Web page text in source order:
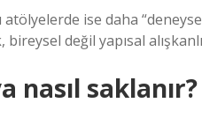
atölyelerde ise daha
değil yapısal
nasıl